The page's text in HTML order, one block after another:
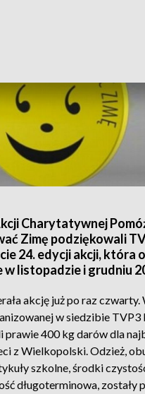
Charytatywnej
Zimę podziękowali
24. edycji akcji, która
w listopadzie i grudniu
akcję już po raz
w siedzibie TVP3
prawie 400 kg darów dla
z Wielkopolski. Odzież,
szkolne, środki
długoterminowa, zostały